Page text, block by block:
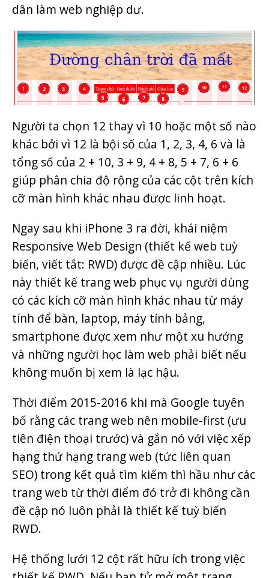
dân làm web nghiệp dư.
Người ta chọn 12 thay vì 10 hoặc một số nào
khác bởi vì 12 là bội số của 1, 2, 3, 4, 6 và là
tổng số của 2 + 10, 3 + 9, 4 + 8, 5 + 7, 6 + 6
giúp phân chia độ rộng của các cột trên kích
cỡ màn hình khác nhau được linh hoạt.
Ngay sau khi iPhone 3 ra đời, khái niệm
Responsive Web Design (thiết kế web tuỳ
biến, viết tắt: RWD) được đề cập nhiều. Lúc
này thiết kế trang web phục vụ người dùng
có các kích cỡ màn hình khác nhau từ máy
tính để bàn, laptop, máy tính bảng,
smartphone được xem như một xu hướng
và những người học làm web phải biết nếu
không muốn bị xem là lạc hậu.
Thời điểm 2015-2016 khi mà Google tuyên
bố rằng các trang web nên mobile-first (ưu
tiên điện thoại trước) và gắn nó với việc xếp
hạng thứ hạng trang web (tức liên quan
SEO) trong kết quả tìm kiếm thì hầu như các
trang web từ thời điểm đó trở đi không cần
đề cập nó luôn phải là thiết kế tuỳ biến
RWD.
Hệ thống lưới 12 cột rất hữu ích trong việc